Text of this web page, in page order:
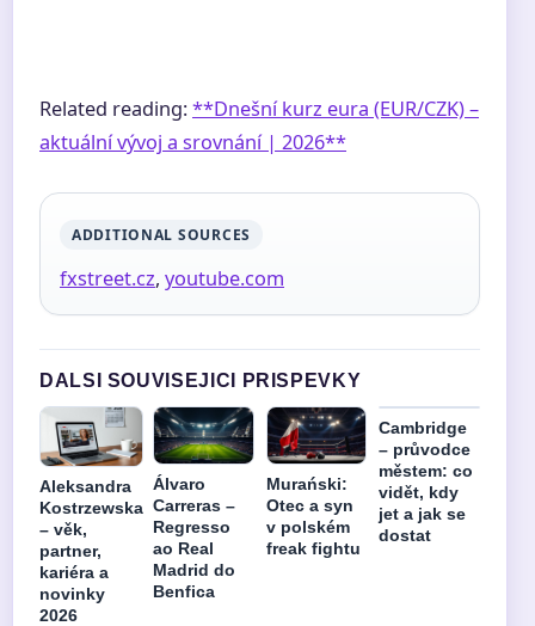
Related reading:**Dnešní kurz eura (EUR/CZK) –
aktuální vývoj a srovnání | 2026**
ADDITIONAL SOURCES
fxstreet.cz, youtube.com
DALSI SOUVISEJICI PRISPEVKY
Aleksandra
Kostrzewska
– věk,
partner,
kariéra a
novinky
2026
Álvaro
Carreras –
Regresso
ao Real
Madrid do
Benfica
Murański:
Otec a syn
v polském
freak fightu
Cambridge
– průvodce
městem: co
vidět, kdy
jet a jak se
dostat